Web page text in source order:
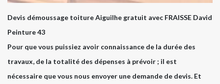
Devis démoussage toiture Aiguilhe gratuit avec FRAISSE David
Peinture 43
Pour que vous puissiez avoir connaissance de la durée des
travaux, de la totalité des dépenses à prévoir ; il est
nécessaire que vous nous envoyer une demande de devis. Et